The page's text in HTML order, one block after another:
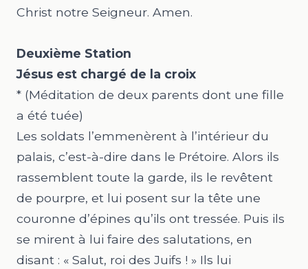
Christ notre Seigneur. Amen.
Deuxième Station
Jésus est chargé de la croix
* (Méditation de deux parents dont une fille
a été tuée)
Les soldats l’emmenèrent à l’intérieur du
palais, c’est-à-dire dans le Prétoire. Alors ils
rassemblent toute la garde, ils le revêtent
de pourpre, et lui posent sur la tête une
couronne d’épines qu’ils ont tressée. Puis ils
se mirent à lui faire des salutations, en
disant : « Salut, roi des Juifs ! » Ils lui